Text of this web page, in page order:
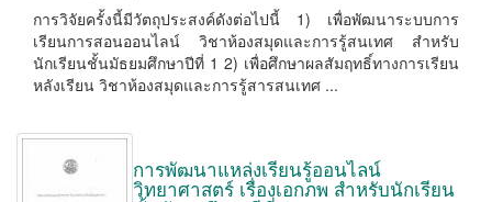
การวิจัยครั้งนี้มีวัตถุประสงค์ดังต่อไปนี้ 1) เพื่อพัฒนาระบบการ
เรียนการสอนออนไลน์ วิชาห้องสมุดและการรู้สนเทศ สำหรับ
นักเรียนชั้นมัธยมศึกษาปีที่ 1 2) เพื่อศึกษาผลสัมฤทธิ์ทางการเรียน
หลังเรียน วิชาห้องสมุดและการรู้สารสนเทศ ...
การพัฒนาแหล่งเรียนรู้ออนไลน์
วิทยาศาสตร์ เรื่องเอกภพ สำหรับนักเรียน